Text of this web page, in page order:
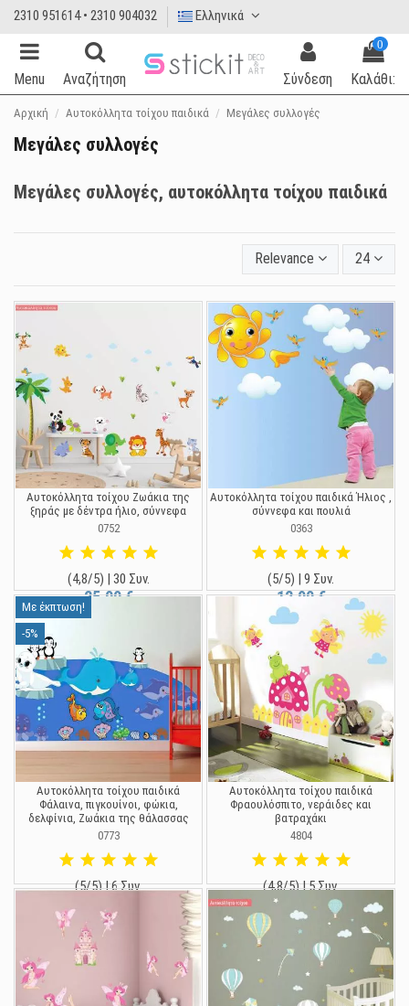
2310 951614 • 2310 904032 Ελληνικά
Menu Αναζήτηση Σύνδεση
0
Καλάθι:
Αρχική Αυτοκόλλητα τοίχου παιδικά Μεγάλες συλλογές
Μεγάλες συλλογές
Μεγάλες συλλογές, αυτοκόλλητα τοίχου παιδικά
Relevance 24
Αυτοκόλλητα τοίχου Ζωάκια της
ξηράς με δέντρα ήλιο, σύννεφα
0752
(4,8/5) | 30 Συν.
25,00 €
Αυτοκόλλητα τοίχου παιδικά Ήλιος ,
σύννεφα και πουλιά
0363
(5/5) | 9 Συν.
12,90 €
Με έκπτωση!
-5%
Αυτοκόλλητα τοίχου παιδικά
Φάλαινα, πιγκουίνοι, φώκια,
δελφίνια, Ζωάκια της θάλασσας
0773
(5/5) | 6 Συν.
Αυτοκόλλητα τοίχου παιδικά
Φραουλόσπιτο, νεράιδες και
βατραχάκι
4804
(4,8/5) | 5 Συν.
19,90 €